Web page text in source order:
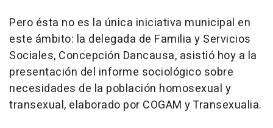
Pero ésta no es la única iniciativa municipal en
este ámbito: la delegada de Familia y Servicios
Sociales, Concepción Dancausa, asistió hoy a la
presentación del informe sociológico sobre
necesidades de la población homosexual y
transexual, elaborado por COGAM y Transexualia.